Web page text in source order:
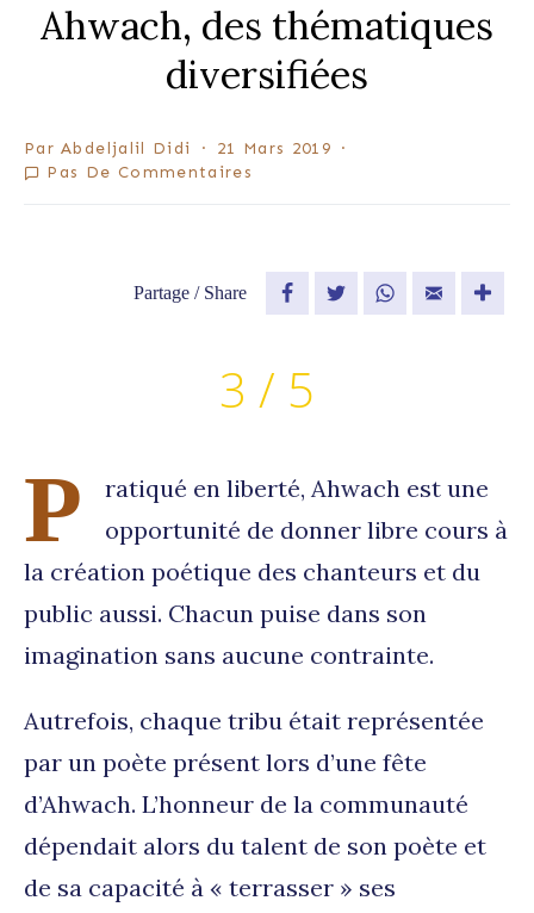
Ahwach, des thématiques
diversifiées
Par Abdeljalil Didi
21 Mars 2019
Pas De Commentaires
Partage / Share Facebook Twitter WhatsAppEmail
3 / 5
P
ratiqué en liberté, Ahwach est une
opportunité de donner libre cours à
la création poétique des chanteurs et du
public aussi. Chacun puise dans son
imagination sans aucune contrainte.
Autrefois, chaque tribu était représentée
par un poète présent lors d’une fête
d’Ahwach. L’honneur de la communauté
dépendait alors du talent de son poète et
de sa capacité à « terrasser » ses